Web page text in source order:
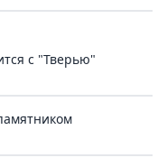
с "Тверью"